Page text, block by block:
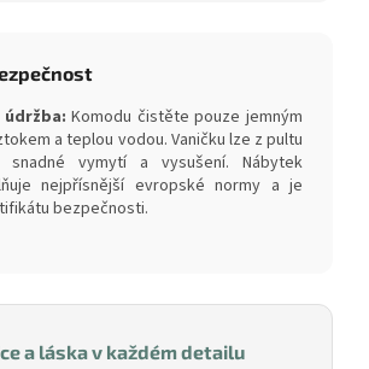
Komodu čistěte pouze jemným
a teplou vodou. Vaničku lze z pultu
vymytí a vysušení. Nábytek
nejpřísnější evropské normy a je
bezpečnosti.
a láska v každém detailu